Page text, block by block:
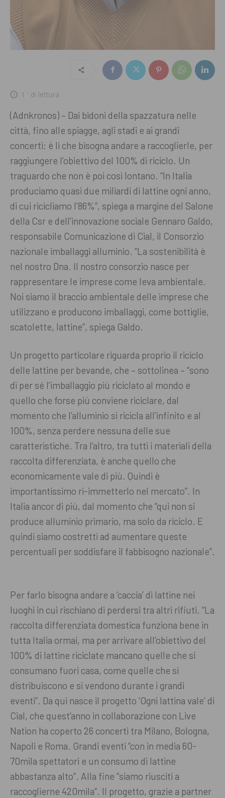
1 ' di lettura
(Adnkronos) – Dai bidoni della spazzatura nelle
città, fino alle spiagge, agli stadi e ai grandi
concerti: è lì che bisogna andare a raccoglierle, per
raggiungere l’obiettivo del 100% di riciclo. Un
traguardo che non è poi così lontano. “In Italia
produciamo quasi due miliardi di lattine ogni anno,
di cui ricicliamo l’86%”, spiega a margine del Salone
della Csr e dell’innovazione sociale Gennaro Galdo,
responsabile Comunicazione di Cial, il Consorzio
nazionale imballaggi alluminio. “La sostenibilità è
nel nostro Dna. Il nostro consorzio nasce per
rappresentare le imprese come leva ambientale.
Noi siamo il braccio ambientale delle imprese che
utilizzano e producono imballaggi, come bottiglie,
scatolette, lattine”, spiega Galdo.
Un progetto particolare riguarda proprio il riciclo
delle lattine per bevande, che – sottolinea – “sono
di per sé l’imballaggio più riciclato al mondo e
quello che forse più conviene riciclare, dal
momento che l’alluminio si ricicla all’infinito e al
100%, senza perdere nessuna delle sue
caratteristiche. Tra l’altro, tra tutti i materiali della
raccolta differenziata, è anche quello che
economicamente vale di più. Quindi è
importantissimo ri-immetterlo nel mercato”. In
Italia ancor di più, dal momento che “qui non si
produce alluminio primario, ma solo da riciclo. E
quindi siamo costretti ad aumentare queste
percentuali per soddisfare il fabbisogno nazionale”.
Per farlo bisogna andare a ‘caccia’ di lattine nei
luoghi in cui rischiano di perdersi tra altri rifiuti. “La
raccolta differenziata domestica funziona bene in
tutta Italia ormai, ma per arrivare all’obiettivo del
100% di lattine riciclate mancano quelle che si
consumano fuori casa, come quelle che si
distribuiscono e si vendono durante i grandi
eventi”. Da qui nasce il progetto ‘Ogni lattina vale’ di
Cial, che quest’anno in collaborazione con Live
Nation ha coperto 26 concerti tra Milano, Bologna,
Napoli e Roma. Grandi eventi “con in media 60-
70mila spettatori e un consumo di lattine
abbastanza alto”. Alla fine “siamo riusciti a
raccoglierne 420mila”. Il progetto, grazie a partner